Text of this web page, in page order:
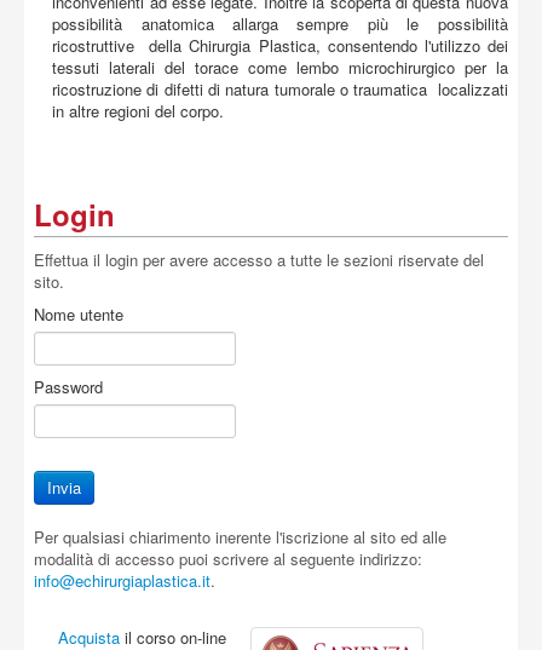
possibilità anatomica allarga sempre più le possibilità
ricostruttive della Chirurgia Plastica, consentendo l'utilizzo dei
tessuti laterali del torace come lembo microchirurgico per la
ricostruzione di difetti di natura tumorale o traumatica localizzati
in altre regioni del corpo.
Login
Effettua il login per avere accesso a tutte le sezioni riservate del
sito.
Nome utente
Password
Per qualsiasi chiarimento inerente l'iscrizione al sito ed alle
modalità di accesso puoi scrivere al seguente indirizzo:
info@echirurgiaplastica.it.
Acquista il corso on-line